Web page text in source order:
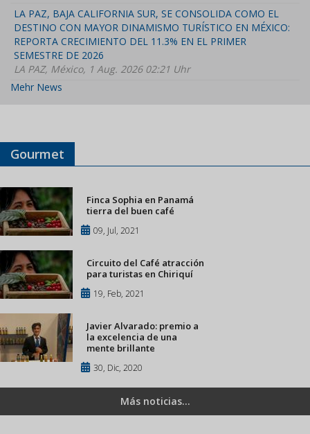
LA PAZ, BAJA CALIFORNIA SUR, SE CONSOLIDA COMO EL
DESTINO CON MAYOR DINAMISMO TURÍSTICO EN MÉXICO:
REPORTA CRECIMIENTO DEL 11.3% EN EL PRIMER
SEMESTRE DE 2026
LA PAZ, México, 1 Aug. 2026 02:21 Uhr
Mehr News
Gourmet
Finca Sophia en Panamá
tierra del buen café
09, Jul, 2021
Circuito del Café atracción
para turistas en Chiriquí
19, Feb, 2021
Javier Alvarado: premio a
la excelencia de una
mente brillante
30, Dic, 2020
Más noticias...